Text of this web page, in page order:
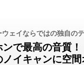
ェイならではの独自の
ンで最高の音質
イキャンに空間